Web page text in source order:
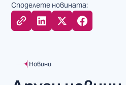
Споделете новината:
Новини